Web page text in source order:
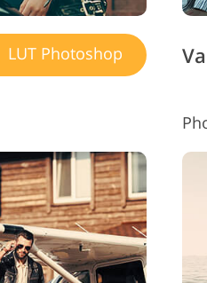
LUT Photoshop